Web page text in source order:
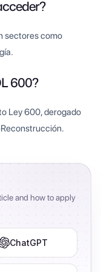
sectores como
600?
Ley 600, derogado
and how to apply
ChatGPT